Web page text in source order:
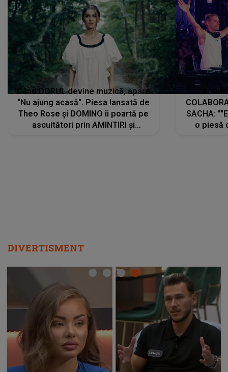
Când DORUL devine muzică, apare
"Nu ajung acasă". Piesa lansată de
Theo Rose și DOMINO îi poartă pe
ascultători prin AMINTIRI și
SACHA:
o piesă
DIVERTISMENT